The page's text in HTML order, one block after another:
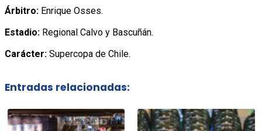
Árbitro:Enrique Osses.
Estadio:Regional Calvo y Bascuñán.
Carácter:Supercopa de Chile.
Entradas relacionadas: